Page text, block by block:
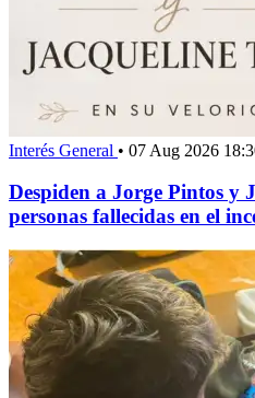
Interés General • 07 Aug 2026
Despiden a Jorge Pintos y
personas fallecidas en el